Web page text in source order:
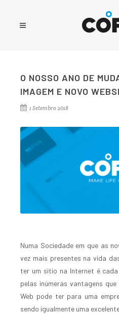
O NOSSO ANO DE
IMAGEM E NOVO
1 Setembro 2018
Numa Sociedade em que as
vez mais presentes na vida
ter um sitio na Internet é
pelas inúmeras vantagens
Web pode ter para uma
sendo igualmente uma